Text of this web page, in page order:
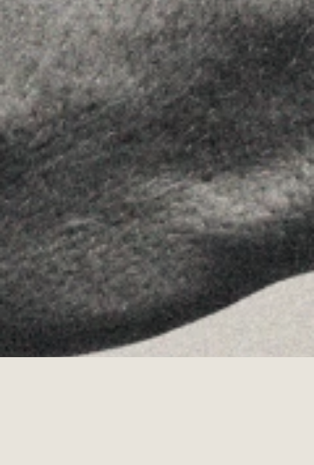
Insights
Contactar
SEGUEIX-NOS
Linkedin
Instagram
Youtube
Allyon — Barcelona, Spain
Copyrights © 2026 AVÍS LEGAL·
POLÍTICA DE COOKIES ·POLÍTICA DE PRIVACITAT ·